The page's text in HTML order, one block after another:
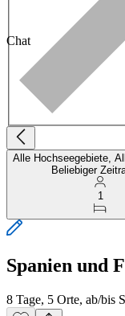
Chat
Alle Hochseegebiete,
Beliebiger
1
Spanien und
8 Tage, 5 Orte, ab/bis